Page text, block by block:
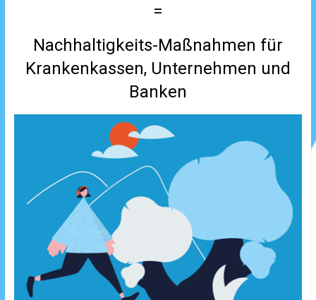
=
Nachhaltigkeits-Maßnahmen für
Krankenkassen, Unternehmen und
Banken